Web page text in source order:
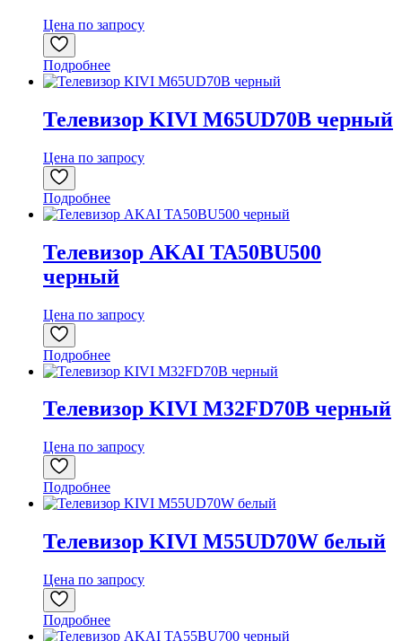
Цена по запросу
Подробнее
Телевизор KIVI M65UD70B черный
Цена по запросу
Подробнее
Телевизор AKAI TA50BU500
черный
Цена по запросу
Подробнее
Телевизор KIVI M32FD70B черный
Цена по запросу
Подробнее
Телевизор KIVI M55UD70W белый
Цена по запросу
Подробнее